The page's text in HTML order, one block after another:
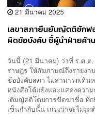
21 มีนาคม 2025
เลขาสภายืนยันญัตติซักฟ
ผิดข้อบังคับ ชี้ผู้นำฝ่ายค้า
วันนี้ (21 มีนาคม) ว่าที่ ร.ต.
ราษฎร ให้สัมภาษณ์ถึงรายงา
ข้อบังคับสภา ไม่สามารถเดิ
หนังสือโต้แย้งและแสดงควา
เติมญัตติโดยการขีดฆ่าชื่อ ทั
เซ็นกำกับนั้น เกรงว่าจะไม่ถูก